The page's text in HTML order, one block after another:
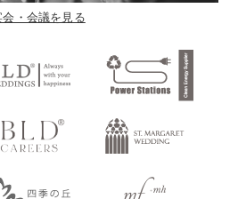
会・会議を見る